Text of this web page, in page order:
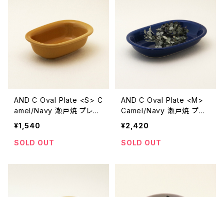
AND C Oval Plate <S> C
amel/Navy 瀬戸焼 プレー
ト 楕円皿 【オーブン可】【エ
ムエムヨシハシ】【伝統工芸
品】【民藝品】【ギフト プレゼ
¥1,540
SOLD OUT
AND C Oval Plate <M>
Camel/Navy 瀬戸焼 プレ
ート 楕円皿 【オーブン可】
【エムエムヨシハシ】【伝統
工芸品】【民藝品】【ギフト プ
日】
¥2,420
SOLD OUT